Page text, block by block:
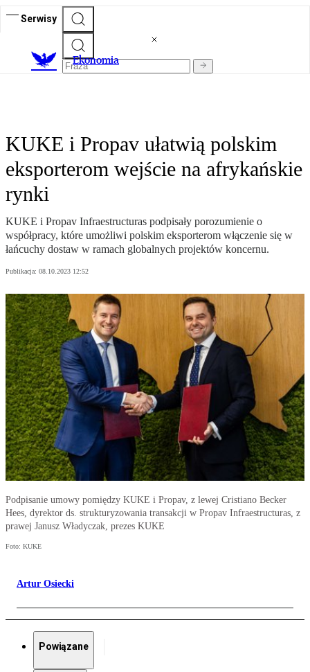
Serwisy
Ekonomia
KUKE i Propav ułatwią polskim
eksporterom wejście na afrykańskie
rynki
KUKE i Propav Infraestructuras podpisały porozumienie o
współpracy, które umożliwi polskim eksporterom włączenie się w
łańcuchy dostaw w ramach globalnych projektów koncernu.
Publikacja: 08.10.2023 12:52
Podpisanie umowy pomiędzy KUKE i Propav, z lewej Cristiano Becker
Hees, dyrektor ds. strukturyzowania transakcji w Propav Infraestructuras, z
prawej Janusz Władyczak, prezes KUKE
Foto: KUKE
Artur Osiecki
Powiązane